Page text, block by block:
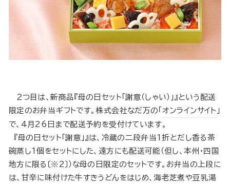
２つ目は、新商品『母の日セット「謝意（しゃい）」』という配送
限定のお弁当ギフトです。株式会社なだ万の「 オンラインサイト 」
で、4月26日まで配送予約を受付けています。
『母の日セット「謝意」』は、冷蔵の二段弁当1折とだし香る茶
碗蒸し1個をセットにした、遠方にも配送可能（但し、本州・四国
地方に限る〔※2〕）な母の日限定のセットです。お弁当の上段に
は、甘辛に味付けた牛すきうどんをはじめ、海老芝煮や豆乳湯